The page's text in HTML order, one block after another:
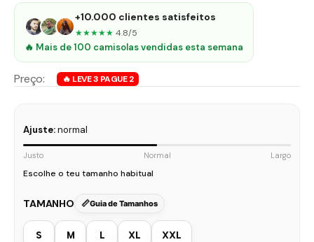
+10.000 clientes satisfeitos
★★★★★ 4.8/5
🔥 Mais de 100 camisolas vendidas esta semana
Ajuste:normal
Justo Normal Largo
Escolhe o teu tamanho habitual
TAMANHO Guia de Tamanhos
S M L XL XXL